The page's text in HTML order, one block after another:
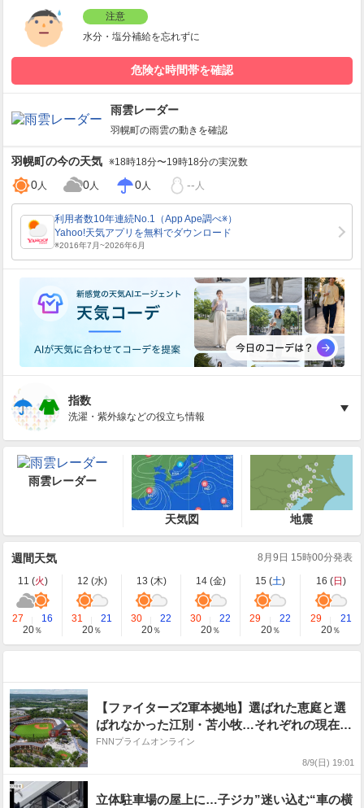
注意
水分・塩分補給を忘れずに
危険な時間帯を確認
雨雲レーダー
羽幌町の雨雲の動きを確認
羽幌町の今の天気 ※18時18分〜19時18分の実況数
0人 0人 0人 -- 人
指数
洗濯・紫外線などの役立ち情報
雨雲レーダー
天気図 地震
週間天気 8月9日 15時00分発表
11 (火) 12 (水) 13 (木) 14 (金) 15 (土) 16 (日 )
27
16
20％
31
21
20％
30
22
20％
30
22
20％
29
22
20％
29
21
20％
【ファイターズ2軍本拠地】選ばれた恵庭と選
ばれなかった江別・苫小牧…それぞれの現在地
と未来図は?_”記念のネクタイ”で臨んだ発表会
見から1か月_小林執行役員に選定理由と今後の
FNNプライムオンライン
8/9(日) 19:01
立体駐車場の屋上に…子ジカ”迷い込む“車の横